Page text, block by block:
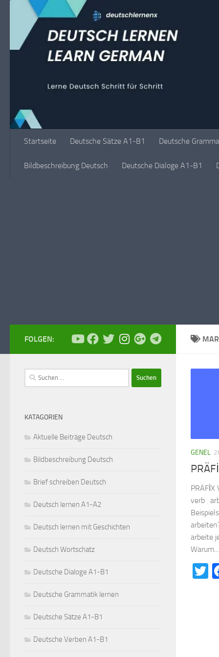
Unter dem Inhalt
Startseite Deutsche Sätze A1-B1 Deutsche
Bildbeschreibung Deutsch Deutsche Dialoge A1-B1
GENEL
PRÄFİX
verb ‚
arbeite
Warum...
FOLGEN:
Suchen
nach:
KATAGORIEN
Aktuelle Beiträge Deutsch
Bildbeschreibung Deutsch
Brief schreiben Deutsch
Deutsch lernen A1-A2
Deutsch lernen mit Geschichten
Deutsch Wortschatz
Deutsche Dialoge A1-B1
Deutsche Grammatik lernen
Deutsche Sätze A1-B1
Deutsche Verben A1-B1